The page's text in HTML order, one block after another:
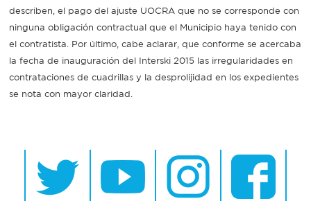
describen, el pago del ajuste UOCRA que no se corresponde con
ninguna obligación contractual que el Municipio haya tenido con
el contratista. Por último, cabe aclarar, que conforme se acercaba
la fecha de inauguración del Interski 2015 las irregularidades en
contrataciones de cuadrillas y la desprolijidad en los expedientes
se nota con mayor claridad.